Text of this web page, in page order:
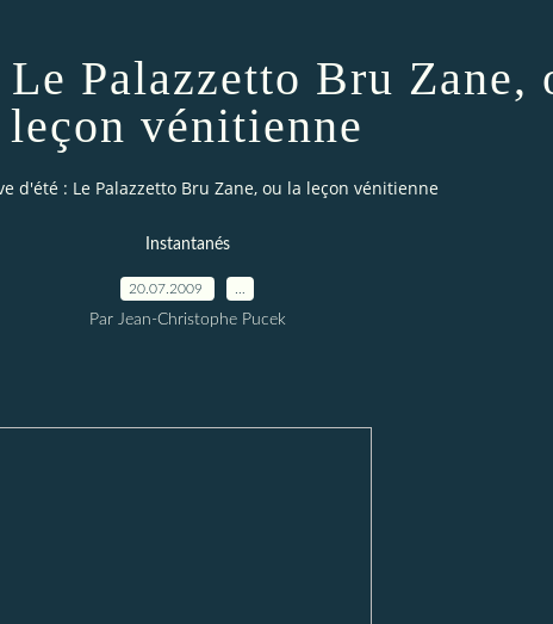
Palazzetto Bru Zane,
leçon vénitienne
d'été : Le Palazzetto Bru Zane, ou la leçon vénitienne
Instantanés
20.07.2009
Par Jean-Christophe Pucek